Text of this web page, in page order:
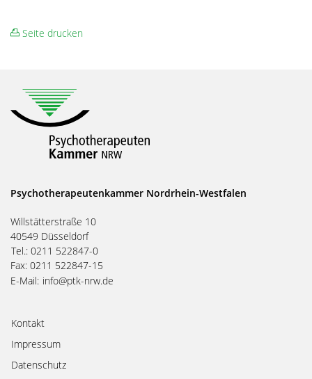
Seite drucken
Psychotherapeutenkammer Nordrhein-Westfalen
Willstätterstraße 10
40549 Düsseldorf
Tel.: 0211 522847-0
Fax: 0211 522847-15
E-Mail: info@ptk-nrw.de
Kontakt
Impressum
Datenschutz